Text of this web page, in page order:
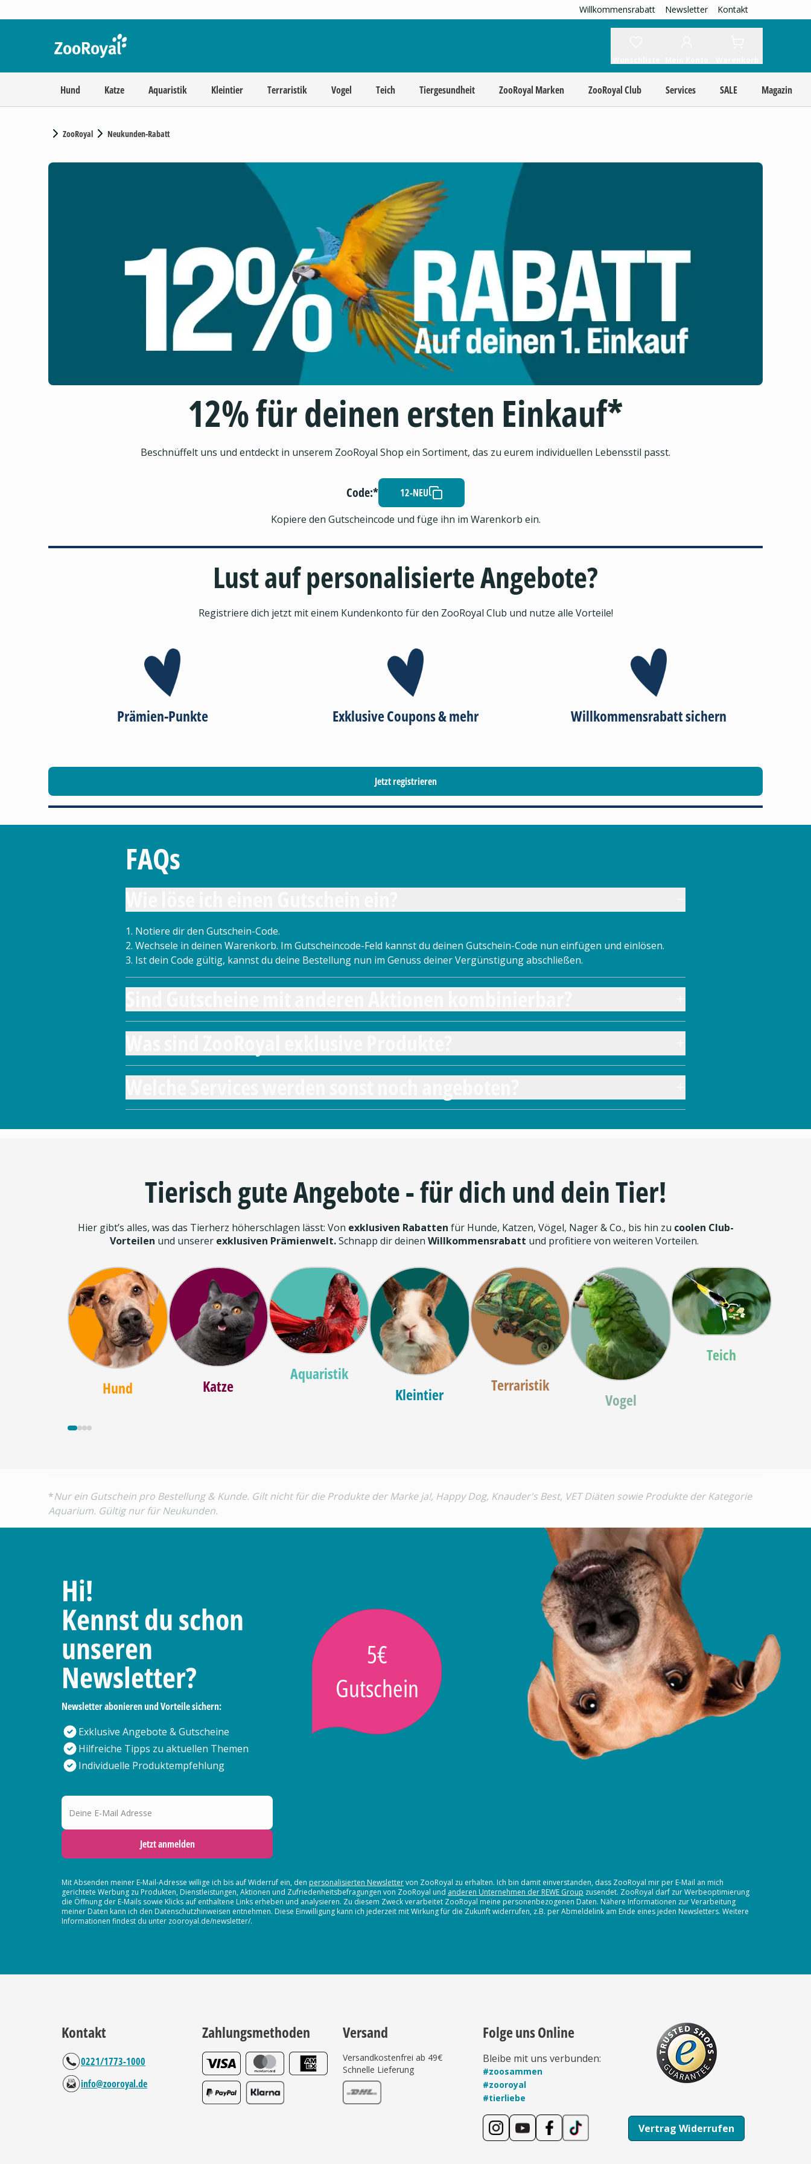
Willkommensrabatt Newsletter Kontakt
Hund Katze Aquaristik Kleintier Terraristik Vogel Teich Tiergesundheit ZooRoyal Marken ZooRoyal Club Services SALE Magazin
ZooRoyal Neukunden-Rabatt
12% für deinen ersten Einkauf*
Beschnüffelt uns und entdeckt in unserem ZooRoyal Shop ein Sortiment, das zu eurem individuellen Lebensstil passt.
Code:*
12-NEU
Kopiere den Gutscheincode und füge ihn im Warenkorb ein.
Lust auf personalisierte Angebote?
Registriere dich jetzt mit einem Kundenkonto für den ZooRoyal Club und nutze alle Vorteile!
Prämien-Punkte Exklusive Coupons & mehr Willkommensrabatt sichern
Jetzt registrieren
FAQs
1. Notiere dir den Gutschein-Code.
2. Wechsele in deinen Warenkorb. Im Gutscheincode-Feld kannst du deinen Gutschein-Code nun einfügen und einlösen.
3. Ist dein Code gültig, kannst du deine Bestellung nun im Genuss deiner Vergünstigung abschließen.
Tierisch gute Angebote - für dich und dein Tier!
Hier gibt’s alles, was das Tierherz höherschlagen lässt: Von exklusiven Rabatten für Hunde, Katzen, Vögel, Nager & Co., bis hin zu coolen Club-
Vorteilen und unserer exklusiven Prämienwelt.Schnapp dir deinen Willkommensrabatt und profitiere von weiteren Vorteilen.
Hund Katze
Aquaristik
Kleintier
Terraristik
Vogel
Teich
*Nur ein Gutschein pro Bestellung & Kunde. Gilt nicht für die Produkte der Marke ja!, Happy Dog, Knauder's Best, VET Diäten sowie Produkte der Kategorie
Aquarium. Gültig nur für Neukunden.
Hi!
Kennst du schon
unseren
Newsletter?
Newsletter abonieren und Vorteile sichern:
Exklusive Angebote & Gutscheine
Hilfreiche Tipps zu aktuellen Themen
Individuelle Produktempfehlung
5€
Gutschein
Deine E-Mail Adresse
Jetzt anmelden
Mit Absenden meiner E-Mail-Adresse willige ich bis auf Widerruf ein, den personalisierten Newslettervon ZooRoyal zu erhalten. Ich bin damit einverstanden, dass ZooRoyal mir per E-Mail an mich
gerichtete Werbung zu Produkten, Dienstleistungen, Aktionen und Zufriedenheitsbefragungen von ZooRoyal und anderen Unternehmen der REWE Group zusendet. ZooRoyal darf zur Werbeoptimierung
die Öffnung der E-Mails sowie Klicks auf enthaltene Links erheben und analysieren. Zu diesem Zweck verarbeitet ZooRoyal meine personenbezogenen Daten. Nähere Informationen zur Verarbeitung
meiner Daten kann ich den Datenschutzhinweisen entnehmen. Diese Einwilligung kann ich jederzeit mit Wirkung für die Zukunft widerrufen, z.B. per Abmeldelink am Ende eines jeden Newsletters. Weitere
Informationen findest du unter zooroyal.de/newsletter/.
Kontakt
0221/1773-1000
info@zooroyal.de
Zahlungsmethoden Versand
Versandkostenfrei ab 49€
Schnelle Lieferung
Folge uns Online
Bleibe mit uns verbunden:
#zoosammen
#zooroyal
#tierliebe
Vertrag Widerrufen